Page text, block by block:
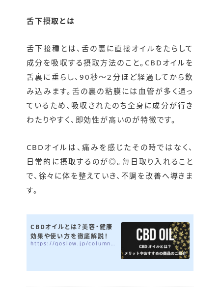
舌下摂取とは
舌下接種とは、舌の裏に直接オイルをたらして
成分を吸収する摂取方法のこと。CBDオイルを
舌裏に垂らし、90秒～2分ほど経過してから飲
み込みます。舌の裏の粘膜には血管が多く通っ
ているため、吸収されたのち全身に成分が行き
わたりやすく、即効性が高いのが特徴です。
CBDオイルは、痛みを感じたその時ではなく、
日常的に摂取するのが◎。毎日取り入れること
で、徐々に体を整えていき、不調を改善へ導きま
す。
CBDオイルとは？美容・健康
効果や使い方を徹底解説！
https://goslow.jp/column/cbd-oil-recommend